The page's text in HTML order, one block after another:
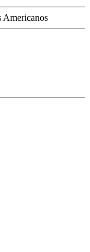
Americanos